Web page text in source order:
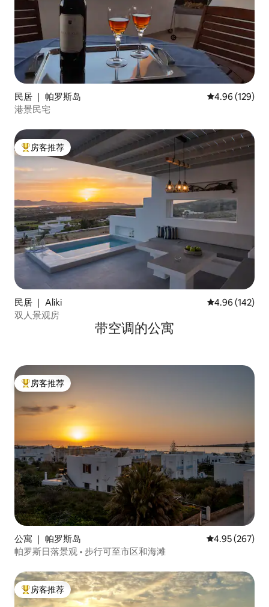
民居 ｜ 帕罗斯岛 平均评分 4.96
4.96 (129)
港景民宅
热门「房客推荐」
房客推荐
民居 ｜ Aliki 平均评分 4.96
4.96 (142)
双人景观房
带空调的公寓
热门「房客推荐」
房客推荐
公寓 ｜ 帕罗斯岛 平均评分 4.95
4.95 (267)
帕罗斯日落景观 • 步行可至市区和海滩
热门「房客推荐」
房客推荐